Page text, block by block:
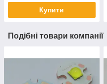
Купити
Подібні товари компанії